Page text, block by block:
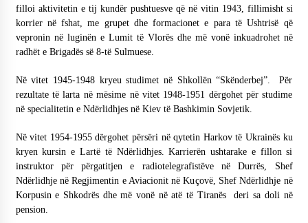
Gazeta Kallarati nr. 115
14/10/2025
Faksimilet e një 83 vjetori lufte: Çfarë shkruan
Selami.
04/10/2025
22/09/2025
– ËNGJËLL HASIMAJ – “KUJTIMET E MIA PËR
KALLARATIN SI MËSUES I MATEMATIKËS, POR
EDHE SI NJË BANOR I PËRKOHSHËM I TIJ”
12/09/2025
filloi aktivitetin e tij kundër pushtuesve që në vitin 1943, fillimisht si
korrier në fshat, me grupet dhe formacionet e para të Ushtrisë që
vepronin në luginën e Lumit të Vlorës dhe më vonë inkuadrohet në
radhët e Brigadës së 8-të Sulmuese.
Në vitet 1945-1948 kryeu studimet në Shkollën “Skënderbej”. Për
rezultate të larta në mësime në vitet 1948-1951 dërgohet për studime
në specialitetin e Ndërlidhjes në Kiev të Bashkimin Sovjetik.
Në vitet 1954-1955 dërgohet përsëri në qytetin Harkov të Ukrainës ku
kryen kursin e Lartë të Ndërlidhjes. Karrierën ushtarake e fillon si
instruktor për përgatitjen e radiotelegrafistëve në Durrës, Shef
Ndërlidhje në Regjimentin e Aviacionit në Kuçovë, Shef Ndërlidhje në
Korpusin e Shkodrës dhe më vonë në atë të Tiranës deri sa doli në
pension.